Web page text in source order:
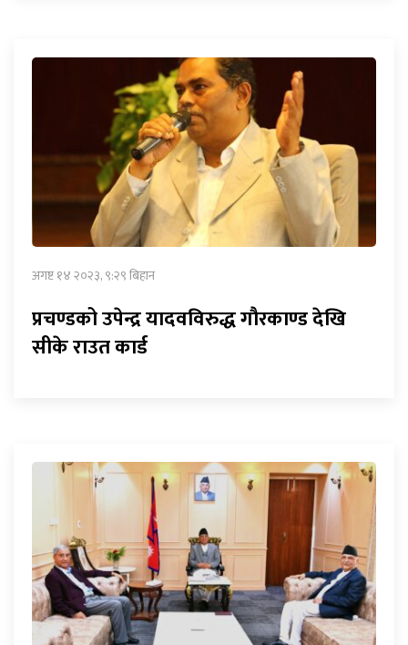
अगष्ट १४ २०२३, ९:२९ बिहान
प्रचण्डको उपेन्द्र यादवविरुद्ध गौरकाण्ड देखि
सीके राउत कार्ड